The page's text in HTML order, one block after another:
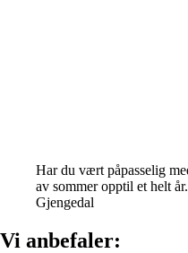
Har du vært påpasselig
av sommer opptil et helt
Gjengedal
Vi anbefaler: